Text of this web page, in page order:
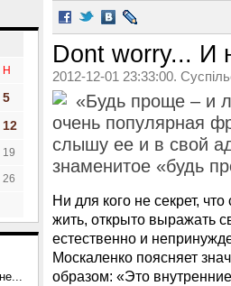
Н
5
12
19
26
Dont worry... И
2012-12-01 23:33:00.
«Будь проще – и
очень популярная
слышу ее и в свой
знаменитое «будь
Ни для кого не секрет,
жить, открыто выражать
естественно и
Москаленко поясняет
образом: «Это